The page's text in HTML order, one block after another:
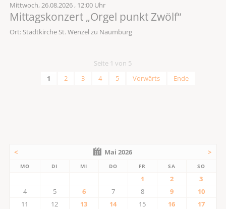
Mittwoch,26.08.2026 , 12:00 Uhr
Mittagskonzert „Orgel punkt Zwölf“
Ort: Stadtkirche St. Wenzel zu Naumburg
Seite 1 von 5
1
2 3 4 5 Vorwärts Ende
< Mai 2026 >
MO DI MI DO FR SA SO
1 2
3
4
5 6 7 8 9
10
11
12 13 14 15 16
17